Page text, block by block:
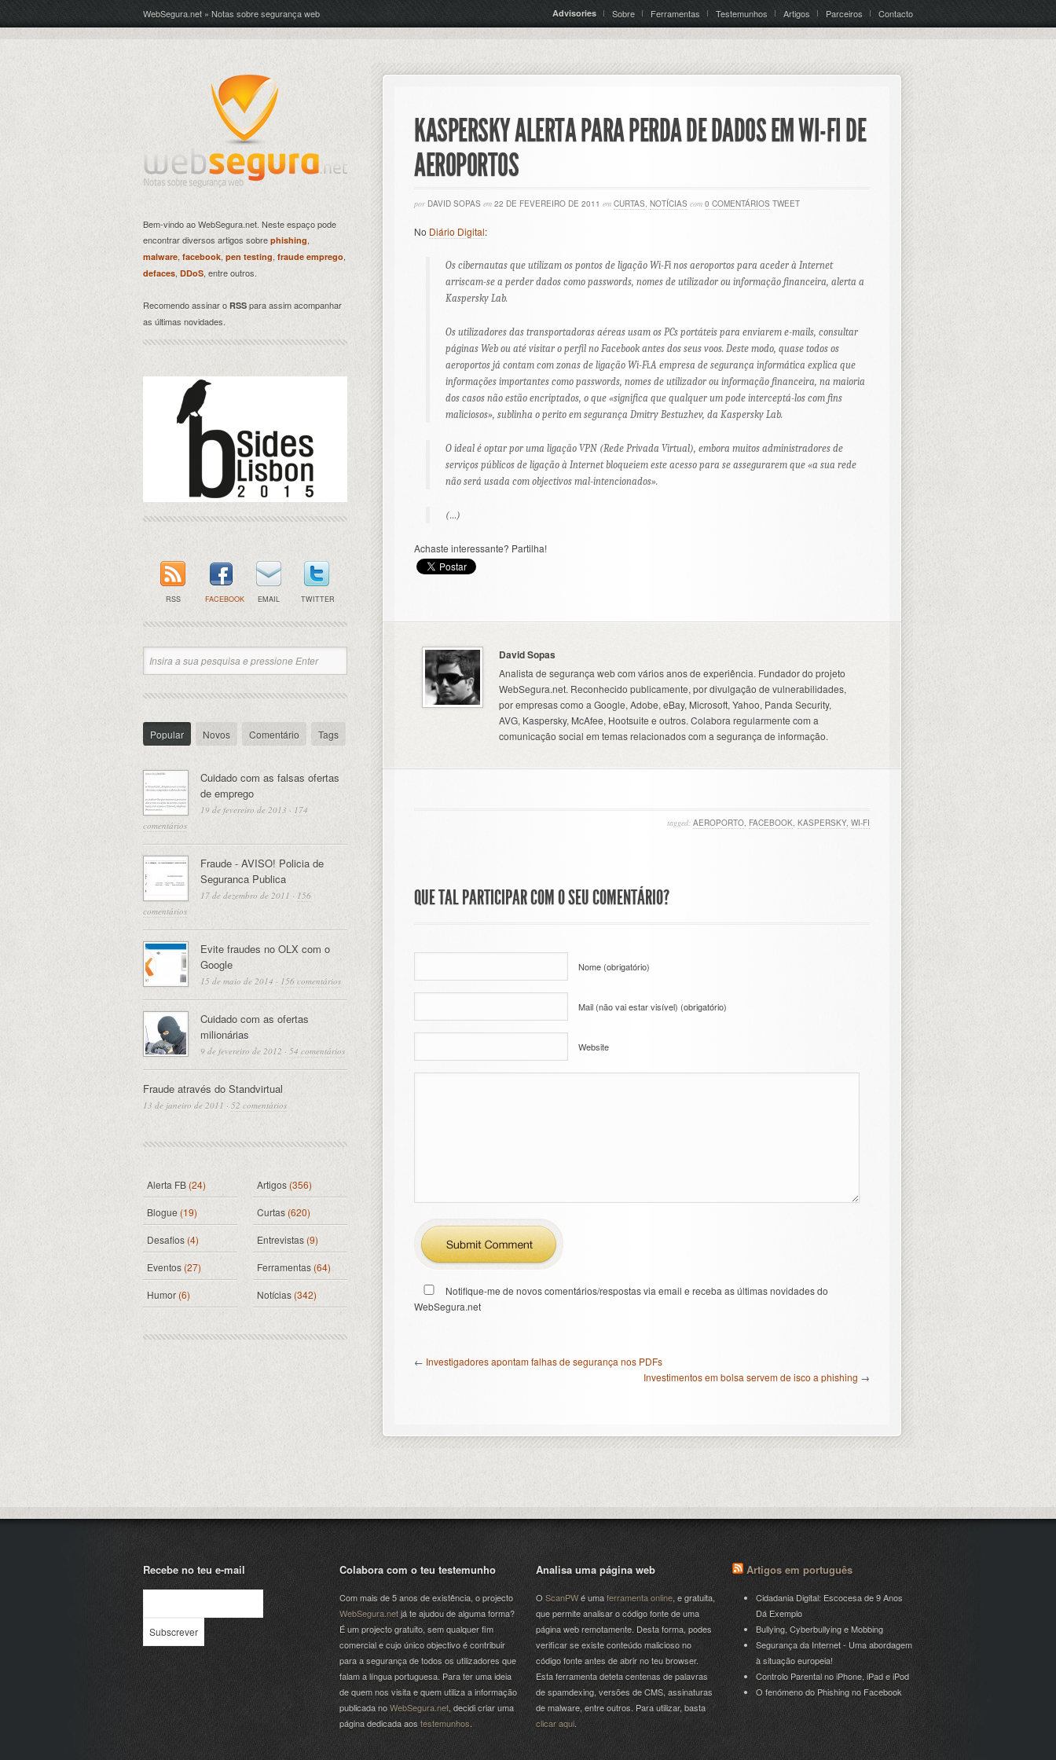
WebSegura.net » Notas sobre segurança web Advisories Sobre Ferramentas Testemunhos Artigos Parceiros Contacto
KASPERSKY ALERTA PARA PERDA DE DADOS EM WI-FI DE
AEROPORTOS
por DAVID SOPAS em 22 DE FEVEREIRO DE 2011 em CURTAS, NOTÍCIAS com 0 COMENTÁRIOS TWEET
No Diário Digital:
Os cibernautas que utilizam os pontos de ligação Wi-Fi nos aeroportos para aceder à Internet
arriscam-se a perder dados como passwords, nomes de utilizador ou informação financeira, alerta a
Kaspersky Lab.
Os utilizadores das transportadoras aéreas usam os PCs portáteis para enviarem e-mails, consultar
páginas Web ou até visitar o perfil no Facebook antes dos seus voos. Deste modo, quase todos os
aeroportos já contam com zonas de ligação Wi-Fi.A empresa de segurança informática explica que
informações importantes como passwords, nomes de utilizador ou informação financeira, na maioria
dos casos não estão encriptados, o que «significa que qualquer um pode interceptá-los com fins
maliciosos», sublinha o perito em segurança Dmitry Bestuzhev, da Kaspersky Lab.
O ideal é optar por uma ligação VPN (Rede Privada Virtual), embora muitos administradores de
serviços públicos de ligação à Internet bloqueiem este acesso para se assegurarem que «a sua rede
não será usada com objectivos mal-intencionados».
(…)
Achaste interessante? Partilha!
David Sopas
Analista de segurança web com vários anos de experiência. Fundador do projeto
WebSegura.net. Reconhecido publicamente, por divulgação de vulnerabilidades,
por empresas como a Google, Adobe, eBay, Microsoft, Yahoo, Panda Security,
AVG, Kaspersky, McAfee, Hootsuite e outros. Colabora regularmente com a
comunicação social em temas relacionados com a segurança de informação.
tagged: AEROPORTO, FACEBOOK, KASPERSKY, WI-FI
QUE TAL PARTICIPAR COM O SEU COMENTÁRIO?
Nome (obrigatório)
Mail (não vai estar visível) (obrigatório)
Website
Notifique-me de novos comentários/respostas via email e receba as últimas novidades do
WebSegura.net
← Investigadores apontam falhas de segurança nos PDFs
Investimentos em bolsa servem de isco a phishing →
Bem-vindo ao WebSegura.net. Neste espaço pode
encontrar diversos artigos sobre phishing,
malware, facebook, pen testing, fraude emprego,
defaces DDoS, entre outros.
Recomendo assinar o RSS para assim acompanhar
as últimas novidades.
RSS FACEBOOK EMAIL TWITTER
Popular Novos Comentário Tags
Cuidado com as falsas ofertas
de emprego
19 de fevereiro de 2013 · 174
comentários
Fraude - AVISO! Policia de
Seguranca Publica
17 de dezembro de 2011 · 156
comentários
Evite fraudes no OLX com o
Google
15 de maio de 2014 · 156 comentários
Cuidado com as ofertas
milionárias
9 de fevereiro de 2012 · 54 comentários
Fraude através do Standvirtual
13 de janeiro de 2011 · 52 comentários
Alerta FB(24) Artigos(356)
Blogue(19) Curtas (620)
Desafios (4) Entrevistas (9)
Eventos (27) Ferramentas(64)
Humor(6) Notícias (342)
Recebe no teu e-mail Colabora com o teu testemunho
Com mais de 5 anos de existência, o projecto
WebSegura.netjá te ajudou de alguma forma?
É um projecto gratuito, sem qualquer fim
comercial e cujo único objectivo é contribuir
para a segurança de todos os utilizadores que
falam a língua portuguesa. Para ter uma ideia
de quem nos visita e quem utiliza a informação
publicada noWebSegura.net , decidi criar uma
página dedicada aos testemunhos
Analisa uma página web
OScanPWé umaferramenta online, e gratuita,
que permite analisar o código fonte de uma
página web remotamente. Desta forma, podes
verificar se existe conteúdo malicioso no
código fonte antes de abrir no teu browser.
Esta ferramenta deteta centenas de palavras
de spamdexing, versões de CMS, assinaturas
de malware, entre outros. Para utilizar, basta
clicar aqui.
Artigos em português
Cidadania Digital: Escocesa de 9 Anos
Dá Exemplo
Bullying, Cyberbullying e Mobbing
Segurança da Internet - Uma abordagem
à situação europeia!
Controlo Parental no iPhone, iPad e iPod
O fenómeno do Phishing no Facebook